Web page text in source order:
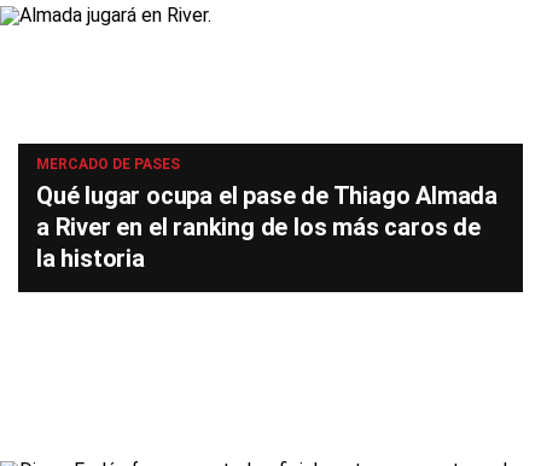
MERCADO DE PASES
Qué lugar ocupa el pase de Thiago Almada
a River en el ranking de los más caros de
la historia